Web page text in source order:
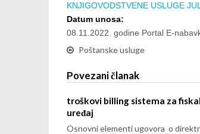
KNJIGOVODSTVENE USLUGE
Datum unosa:
08.11.2022. godine Portal E-
Poštanske usluge
Povezani članak
troškovi billing sistema za
uređaj
Osnovni elementi ugovora o